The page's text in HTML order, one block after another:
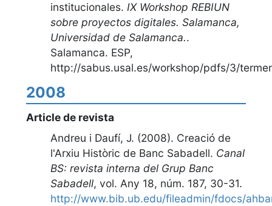
institucionales. IX Workshop REBIUN
sobre proyectos digitales. Salamanca,
Universidad de Salamanca..
Salamanca. ESP,
http://sabus.usal.es/workshop/pdfs/3/
2008
Article de revista
Andreu i Daufí, J. (2008). Creació de
l'Arxiu Històric de Banc Sabadell. Canal
BS: revista interna del Grup Banc
Sabadell,vol. Any 18, núm. 187, 30-31.
http://www.bib.ub.edu/fileadmin/fdocs/